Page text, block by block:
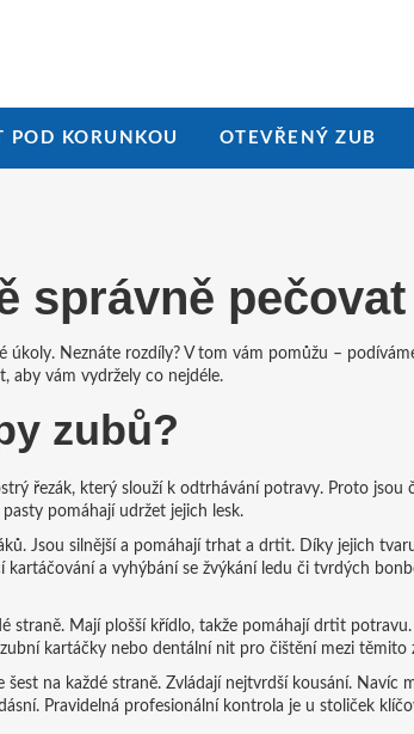
POD KORUNKOU OTEVŘENÝ ZUB
správně pečovat
úkoly. Neznáte rozdíly? V tom vám pomůžu –
aby vám vydržely co nejdéle.
zubů?
řezák, který slouží k odtrhávání potravy. Proto jsou
pomáhají udržet jejich lesk.
Jsou silnější a pomáhají trhat a drtit. Díky jejich
a vyhýbání se žvýkání ledu či tvrdých
straně. Mají plošší křídlo, takže pomáhají drtit
kartáčky nebo dentální nit pro čištění mezi těmito
na každé straně. Zvládají nejtvrdší kousání. Navíc
Pravidelná profesionální kontrola je u stoliček